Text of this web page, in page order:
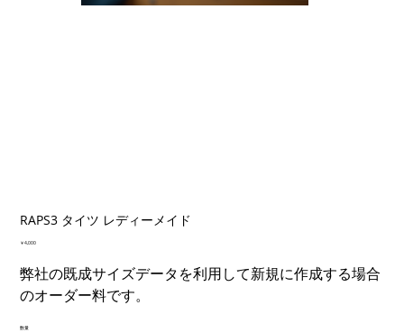
RAPS3 タイツ レディーメイド
価
￥4,000
弊社の既成サイズデータを利用して新規に作成する場合
のオーダー料です。
数量